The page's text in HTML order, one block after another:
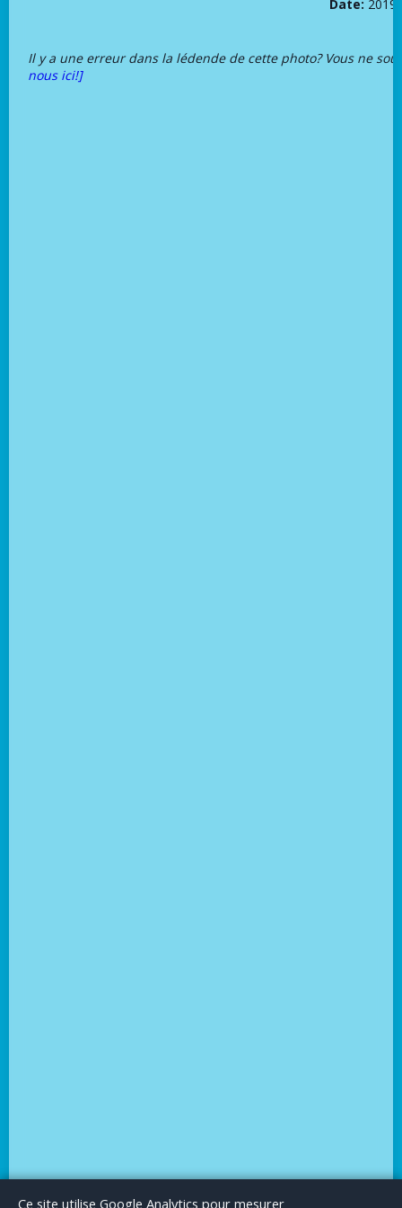
Date:
Il y a une erreur dans la lédende de cette photo? Vous ne
nous ici!]
Le BlogPublicité Articles invitésMentions Légales
Ce site utilise Google Analytics pour mesurer